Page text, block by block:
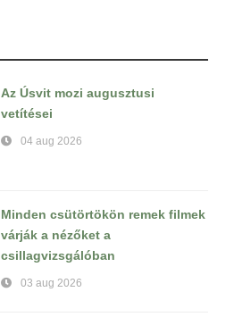
Az Úsvit mozi augusztusi
vetítései
04 aug 2026
Minden csütörtökön remek filmek
várják a nézőket a
csillagvizsgálóban
03 aug 2026